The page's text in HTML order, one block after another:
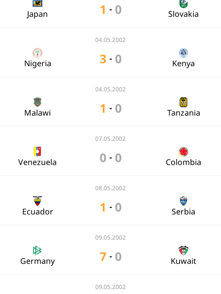
Japan 1 - 0 Slovakia
04.05.2002
Nigeria 3 - 0 Kenya
04.05.2002
Malawi 1 - 0 Tanzania
07.05.2002
Venezuela 0 - 0 Colombia
08.05.2002
Ecuador 1 - 0 Serbia
09.05.2002
Germany 7 - 0 Kuwait
09.05.2002